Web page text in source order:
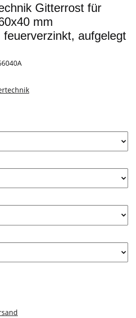
Gitterrost für
mm
feuerverzinkt, aufgelegt